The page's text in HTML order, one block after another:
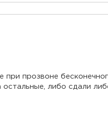
прозвоне
либо сдали